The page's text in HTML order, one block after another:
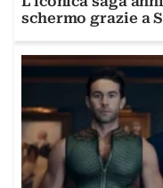
schermo grazie a Sky e NOW. Ecco alcune